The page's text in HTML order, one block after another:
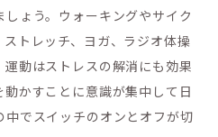
ょう。ウォーキングやサイク
トレッチ、ヨガ、ラジオ体操
動はストレスの解消にも効果
かすことに意識が集中して日
でスイッチのオンとオフが切